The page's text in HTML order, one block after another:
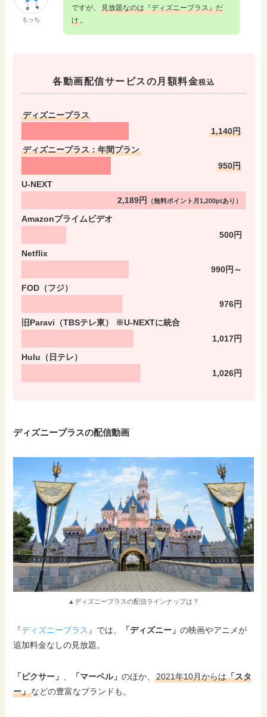
もっち
ですが、
見放題なのは『ディズニープラス』だ
け。
各動画配信サービスの月額料金税込
ディズニープラス
1,140円
ディズニープラス：年間プラン
950円
U-NEXT
2,189円 （無料ポイント月1,200ptあり）
Amazonプライムビデオ
500円
Netflix
990円～
FOD（フジ）
976円
旧Paravi（TBSテレ東） ※U-NEXTに統合
1,017円
Hulu（日テレ）
1,026円
ディズニープラスの配信動画
▲ディズニープラスの配信ラインナップは？
『ディズニープラス 』では、 「ディズニー」の映画やアニメが
追加料金なしの見放題。
「ピクサー」 「マーベル」のほか、2021年10月からは「スタ
ー」などの豊富なブランドも。